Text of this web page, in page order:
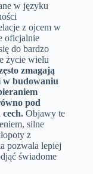
w języku
z ojcem w
oficjalnie
do bardzo
życie wielu
zmagają
w budowaniu
pod
Objawy te
silne
z
pozwala lepiej
świadome